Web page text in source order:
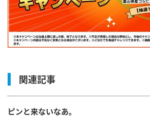
関連記事
ピンと来ないなあ。